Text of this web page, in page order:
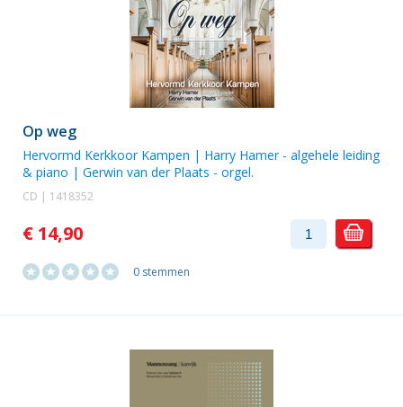
Op weg
Hervormd Kerkkoor Kampen | Harry Hamer- algehele leiding
& piano | Gerwin van der Plaats - orgel.
CD | 1418352
€ 14,90
0 stemmen